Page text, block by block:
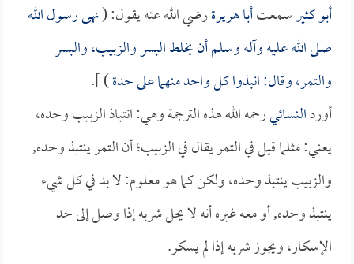
أبو كثيرسمعتأبا هريرةرضي الله عنه يقول: (نهى رسول الله
صلى الله عليه وآله وسلم أن يخلط البسر والزبيب، والبسر
والتمر، وقال: انبذوا كل واحد منهما على حدة) ].
أوردالنسائيرحمه الله هذه الترجمة وهي: انتباذ الزبيب وحده،
يعني: مثلما قيل في التمر يقال في الزبيب؛ أن التمر ينتبذ وحده,
والزبيب ينتبذ وحده، ولكن كما هو معلوم: لا بد في كل شيء
ينتبذ وحده, أو معه غيره أنه لا يحل شربه إذا وصل إلى حد
الإسكار، ويجوز شربه إذا لم يسكر.